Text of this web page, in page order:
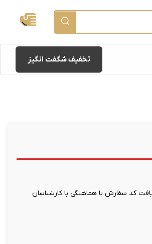
تخفیف شگفت انگیز
کد سفارش با هماهنگی با کارشناسان